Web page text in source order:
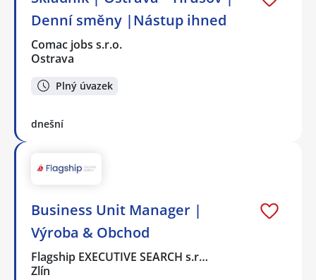
Denní směny |Nástup ihned
Comac jobs s.r.o.
Ostrava
Plný úvazek
dnešní
Business Unit Manager |
Výroba & Obchod
Flagship EXECUTIVE SEARCH s.r…
Zlín